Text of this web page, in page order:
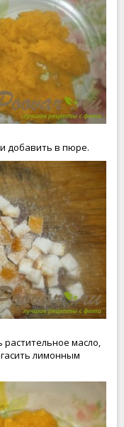
добавить в пюре.
масло,
лимонным